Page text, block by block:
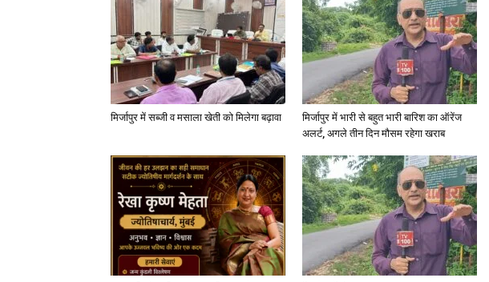
मिर्जापुर में सब्जी व मसाला खेती को मिलेगा बढ़ावा
मिर्जापुर में भारी से बहुत भारी बारिश का ऑरेंज
अलर्ट, अगले तीन दिन मौसम रहेगा खराब